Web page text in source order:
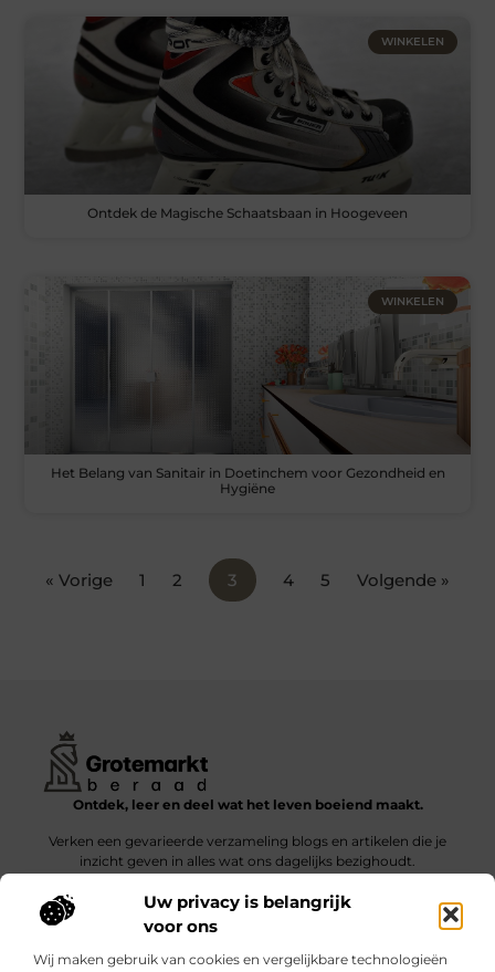
Uw privacy is belangrijk
voor ons
Wij maken gebruik van cookies en vergelijkbare technologieën
WINKELEN
Ontdek de Magische Schaatsbaan in Hoogeveen
WINKELEN
Het Belang van Sanitair in Doetinchem voor Gezondheid en
Hygiëne
« Vorige 1 2 3 4 5 Volgende »
Ontdek, leer en deel wat het leven boeiend maakt.
Verken een gevarieerde verzameling blogs en artikelen die je
inzicht geven in alles wat ons dagelijks bezighoudt.
Bericht categorie